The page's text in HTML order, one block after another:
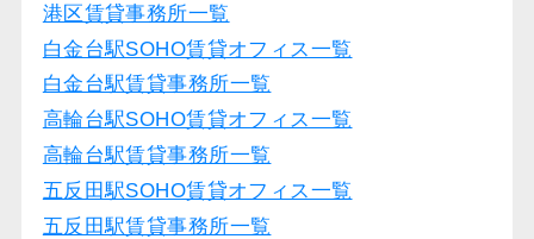
港区賃貸事務所一覧
白金台駅SOHO賃貸オフィス一覧
白金台駅賃貸事務所一覧
高輪台駅SOHO賃貸オフィス一覧
高輪台駅賃貸事務所一覧
五反田駅SOHO賃貸オフィス一覧
五反田駅賃貸事務所一覧